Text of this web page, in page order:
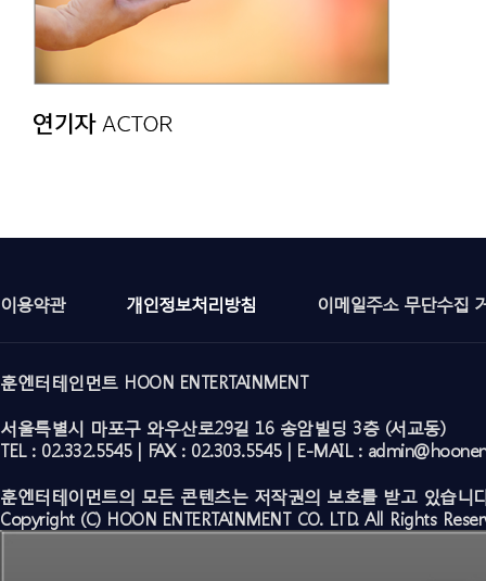
이용약관 개인정보처리방침 이메일주소 무단수집
훈엔터테인먼트 HOON ENTERTAINMENT
서울특별시 마포구 와우산로29길 16 송암빌딩 3층 (서교동)
TEL : 02.332.5545 | FAX : 02.303.5545 | E-MAIL :
훈엔터테이먼트의 모든 콘텐츠는 저작권의 보호를 받고 있습니
Copyright (C) HOON ENTERTAINMENT CO. LTD. All Rights